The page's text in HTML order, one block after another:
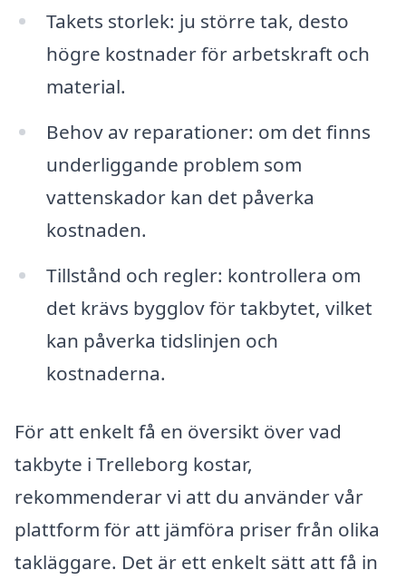
Takets storlek: ju större tak, desto
högre kostnader för arbetskraft och
material.
Behov av reparationer: om det finns
underliggande problem som
vattenskador kan det påverka
kostnaden.
Tillstånd och regler: kontrollera om
det krävs bygglov för takbytet, vilket
kan påverka tidslinjen och
kostnaderna.
För att enkelt få en översikt över vad
takbyte i Trelleborg kostar,
rekommenderar vi att du använder vår
plattform för att jämföra priser från olika
takläggare. Det är ett enkelt sätt att få in